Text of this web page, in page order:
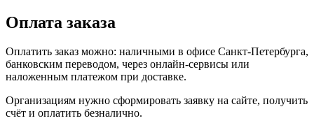
Оплата заказа
Оплатить заказ можно: наличными в офисе Санкт-Петербурга,
банковским переводом, через онлайн-сервисы или
наложенным платежом при доставке.
Организациям нужно сформировать заявку на сайте, получить
счёт и оплатить безналично.